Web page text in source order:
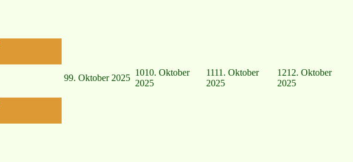
99. Oktober 2025
1010. Oktober
2025
1111. Oktober
2025
1212. Oktober
2025